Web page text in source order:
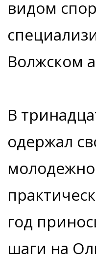
видом
Волжском
В
одержал
год
шаги на